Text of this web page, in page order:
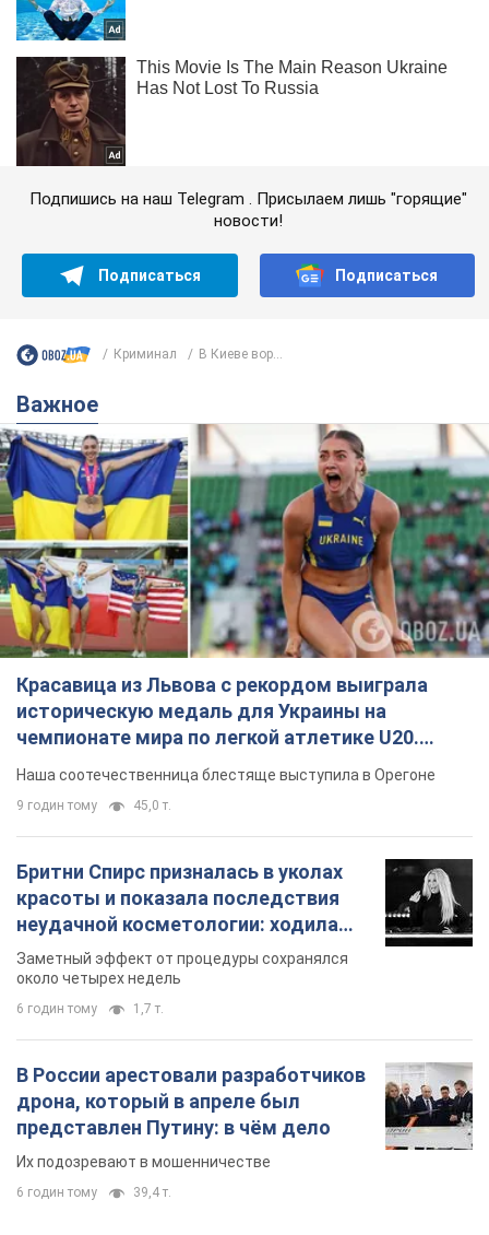
Подпишись на наш Telegram . Присылаем лишь "горящие"
новости!
Подписаться Подписаться
Криминал В Киеве вор...
Важное
Красавица из Львова с рекордом выиграла
историческую медаль для Украины на
чемпионате мира по легкой атлетике U20.
Видео
Наша соотечественница блестяще выступила в Орегоне
9 годин тому 45,0 т.
Бритни Спирс призналась в уколах
красоты и показала последствия
неудачной косметологии: ходила
так почти месяц
Заметный эффект от процедуры сохранялся
около четырех недель
6 годин тому 1,7 т.
В России арестовали разработчиков
дрона, который в апреле был
представлен Путину: в чём дело
Их подозревают в мошенничестве
6 годин тому 39,4 т.